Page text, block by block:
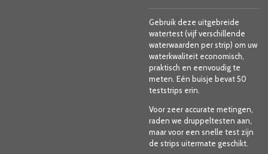
Gebruik deze uitgebreide
watertest (vijf verschillende
waterwaarden per strip) om uw
waterkwaliteit economisch,
praktisch en eenvoudig te
meten. Eén buisje bevat 50
teststrips erin.
Voor zeer accurate metingen,
raden we druppeltesten aan,
maar voor een snelle test zijn
de strips uitermate geschikt.